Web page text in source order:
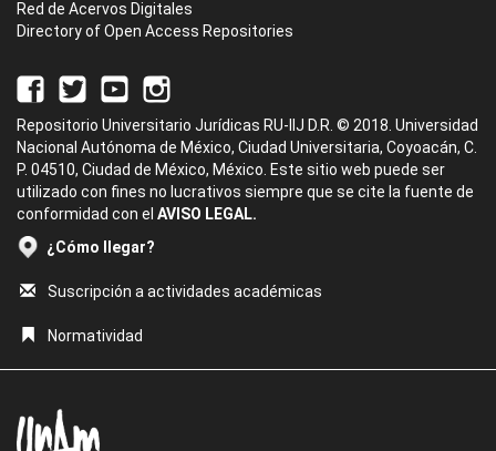
Red de Acervos Digitales
Directory of Open Access Repositories
Repositorio Universitario Jurídicas RU-IIJ D.R. © 2018. Universidad
Nacional Autónoma de México, Ciudad Universitaria, Coyoacán, C.
P. 04510, Ciudad de México, México. Este sitio web puede ser
utilizado con fines no lucrativos siempre que se cite la fuente de
conformidad con el AVISO LEGAL.
¿Cómo llegar?
Suscripción a actividades académicas
Normatividad